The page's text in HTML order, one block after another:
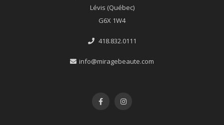
Lévis (Québec)
G6X 1W4
418.832.0111
info@miragebeaute.com